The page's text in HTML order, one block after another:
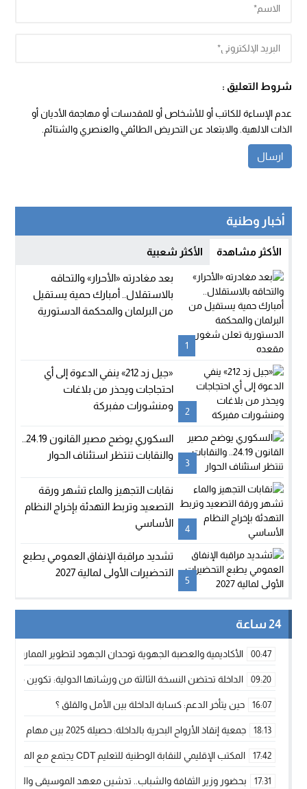
شروط التعليق :
عدم الإساءة للكاتب أو للأشخاص أو للمقدسات أو مهاجمة الأديان أو
الذات الالهية. والابتعاد عن التحريض الطائفي والعنصري والشتائم.
أخبار وطنية
الأكثر مشاهدة الأكثر شعبية
1
بعد مغادرته «الأحرار» والتحاقه
بالاستقلال.. أمبارك حمية يستقيل
من البرلمان والمحكمة الدستورية
2
«جيل زد 212» ينفي الدعوة إلى أي
احتجاجات ويحذر من بلاغات
ومنشورات مفبركة
3
والنقابات تنتظر استئناف الحوار
4
نقابات التجهيز والماء تشهر ورقة
التصعيد وتربط التهدئة بإخراج النظام
الأساسي
5
تشديد مراقبة الإنفاق العمومي يطبع
التحضيرات الأولى لمالية 2027
24 ساعة
00:47 الأكاديمية والعصبة الجهوية توحدان الجهود لتطوير الممارسة
09:20 الداخلة تحتضن النسخة الثالثة من ورشاتها الدولية: تكوين
16:07 حين يتأخر الدعم: كسابة الداخلة بين الأمل والقلق ؟
18:13 جمعية إنقاذ الأرواح البحرية بالداخلة: حصيلة 2025 بين مهام الإنقاذ ومشروع “دار البحار”
17:42 المكتب الإقليمي للنقابة الوطنية للتعليم CDT يجتمع مع المدير الإقليمي لمناقشة ملفات جوهرية لنساء ورجال التعليم
17:31 بحضور وزير الثقافة والشباب.. تدشين معهد الموسيقى والفنون